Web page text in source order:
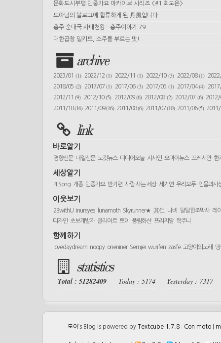
문화도시부평 민중가요 아카이브 시리즈 <#1 최도은>
도아님의 블로그에 합류하게 된 丹風입니다.
충주 순대국 사대천왕 - 충주이야기 79
대한곱창 밀키트, 소주를 부르는 맛!
archive
2023/01 (1) 2022/12(1) 2022/11(1) 2022/10 (3) 2022/08(1)
2018/05 (2) 2017/07(1) 2017/06(3) 2017/05 (1) 2017/04(4)
2012/11(9) 2012/10(5) 2012/09(6) 2012/08 (2) 2012/07 (6)
2011/10(16) 2011/09(16) 2011/08(6) 2011/07(10) 2011/06(5)
link
바로알기
경향신문 내일신문 노컷뉴스 미디어오늘 시사인 오마이뉴스 프레시안 한
세상알기
PLSong 개종 민중가요 반기련 사람 사는 세상 세기연 우리모두 인물과사
이웃보기
2BwithU inureyes lunamoth Skyrunner★ 其仁 나비 달달한조박사 레
디자인 초보개발자 클리아르 토이 풍림화산 프리지앙 학주니
함께하기
lovedaydream noopy oneniner Semjei wurifen zasfe 고양이의노래
statistics
Total : 51282409 Today : 5174 Yesterday : 7317
도아’s Blog is powered by Textcube 1.7.8 : Con moto